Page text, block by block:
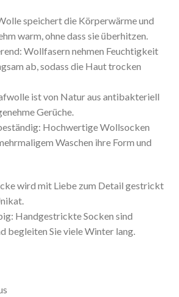
speichert die Körperwärme und
warm, ohne dass sie überhitzen.
Wollfasern nehmen Feuchtigkeit
ab, sodass die Haut trocken
ist von Natur aus antibakteriell
Gerüche.
Hochwertige Wollsocken
Waschen ihre Form und
wird mit Liebe zum Detail gestrickt
Handgestrickte Socken sind
begleiten Sie viele Winter lang.